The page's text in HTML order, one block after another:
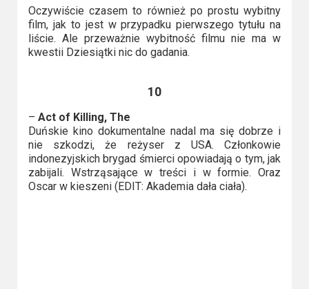
Komedie
Korea
Południowa
oparte
na
faktach
Thrillery
Oczywiście czasem to również po prostu wybitny
film, jak to jest w przypadku pierwszego tytułu na
liście. Ale przeważnie wybitność filmu nie ma w
kwestii Dziesiątki nic do gadania.
10
– Act of Killing, The
Duńskie kino dokumentalne nadal ma się dobrze i
nie szkodzi, że reżyser z USA. Członkowie
indonezyjskich brygad śmierci opowiadają o tym, jak
zabijali. Wstrząsające w treści i w formie. Oraz
Oscar w kieszeni (EDIT: Akademia dała ciała).